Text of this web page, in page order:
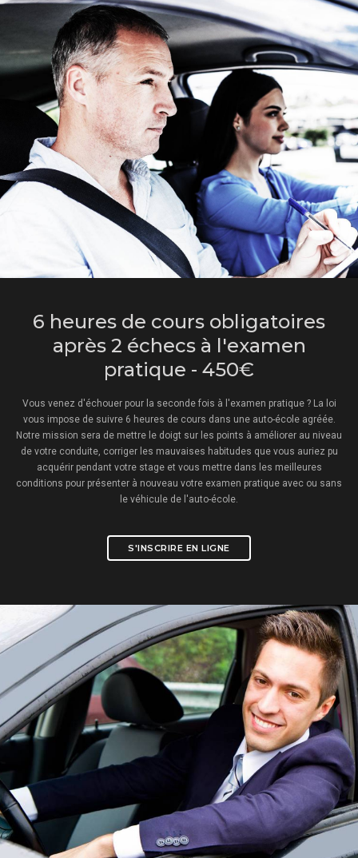
6 heures de cours obligatoires
après 2 échecs à l'examen
pratique - 450€
Vous venez d'échouer pour la seconde fois à l'examen pratique ? La loi
vous impose de suivre 6 heures de cours dans une auto-école agréée.
Notre mission sera de mettre le doigt sur les points à améliorer au niveau
de votre conduite, corriger les mauvaises habitudes que vous auriez pu
acquérir pendant votre stage et vous mettre dans les meilleures
conditions pour présenter à nouveau votre examen pratique avec ou sans
le véhicule de l'auto-école.
S'INSCRIRE EN LIGNE